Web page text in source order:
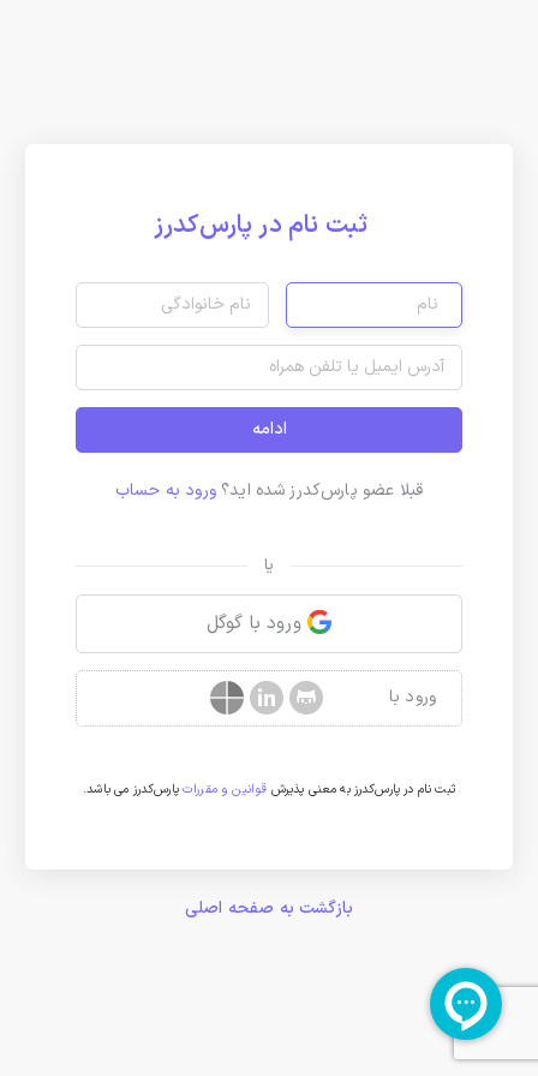
ثبت نام در پارس‌کدرز
ادامه
قبلا عضو پارس‌کدرز شده اید؟ورود به حساب
یا
ورود با گوگل
ورود با
ثبت نام در پارس‌کدرز به معنی پذیرش قوانین و مقرراتپارس‌کدرز می باشد.
بازگشت به صفحه اصلی